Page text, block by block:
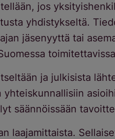
jos
yhdistykseltä.
jäsenyyttä tai
ja julkisista
säännöissään
laajamittaista.